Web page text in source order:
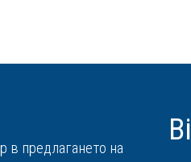
в предлагането на